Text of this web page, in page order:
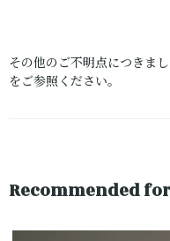
その他のご不明点につきまし
をご参照ください。
Recommended